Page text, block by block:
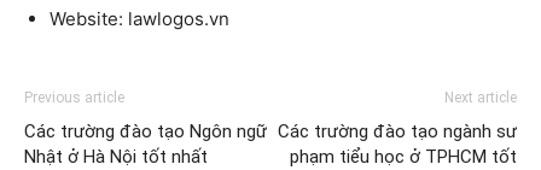
Website: lawlogos.vn
Previous article
Các trường đào tạo Ngôn ngữ
Nhật ở Hà Nội tốt nhất
Next article
Các trường đào tạo ngành sư
phạm tiểu học ở TPHCM tốt